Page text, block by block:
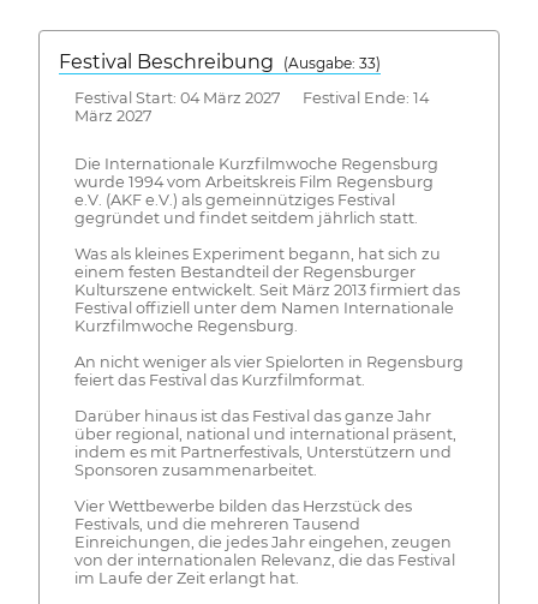
Festival Beschreibung
(Ausgabe: 33)
Festival Start: 04 März 2027 Festival Ende: 14
März 2027
Die Internationale Kurzfilmwoche Regensburg
wurde 1994 vom Arbeitskreis Film Regensburg
e.V. (AKF e.V.) als gemeinnütziges Festival
gegründet und findet seitdem jährlich statt.
Was als kleines Experiment begann, hat sich zu
einem festen Bestandteil der Regensburger
Kulturszene entwickelt. Seit März 2013 firmiert das
Festival offiziell unter dem Namen Internationale
Kurzfilmwoche Regensburg.
An nicht weniger als vier Spielorten in Regensburg
feiert das Festival das Kurzfilmformat.
Darüber hinaus ist das Festival das ganze Jahr
über regional, national und international präsent,
indem es mit Partnerfestivals, Unterstützern und
Sponsoren zusammenarbeitet.
Vier Wettbewerbe bilden das Herzstück des
Festivals, und die mehreren Tausend
Einreichungen, die jedes Jahr eingehen, zeugen
von der internationalen Relevanz, die das Festival
im Laufe der Zeit erlangt hat.